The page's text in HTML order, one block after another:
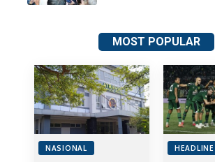
MOST POPULAR
NASIONAL HEADLINE